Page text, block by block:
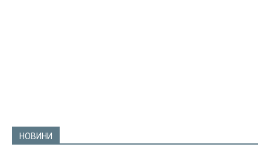
НОВИНИ